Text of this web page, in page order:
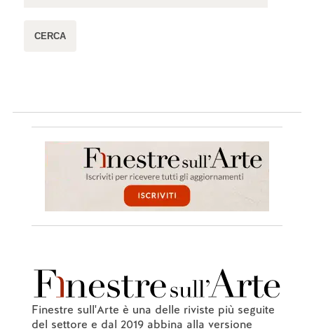
Finestre sull'Arte è una delle riviste più seguite
del settore e dal 2019 abbina alla versione